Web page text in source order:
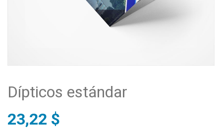
Dípticos estándar
23,22 $